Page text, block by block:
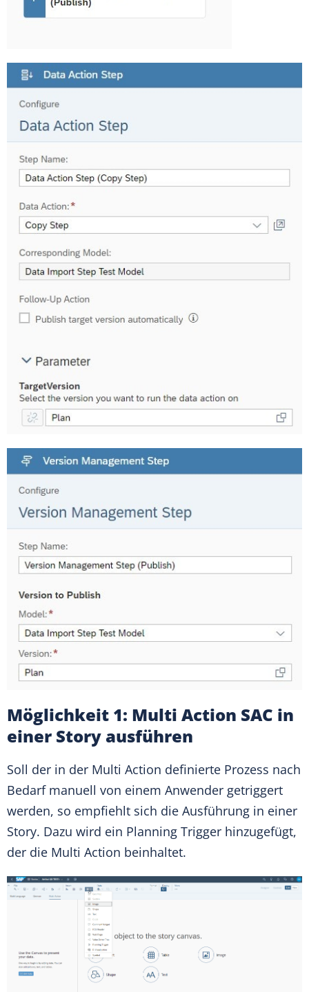
Möglichkeit 1: Multi Action SAC in
einer Story ausführen
Soll der in der Multi Action definierte Prozess nach
Bedarf manuell von einem Anwender getriggert
werden, so empfiehlt sich die Ausführung in einer
Story. Dazu wird ein Planning Trigger hinzugefügt,
der die Multi Action beinhaltet.